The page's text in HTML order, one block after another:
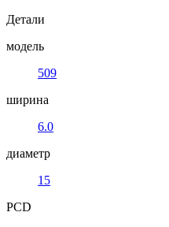
Детали
модель
509
ширина
6.0
диаметр
15
PCD